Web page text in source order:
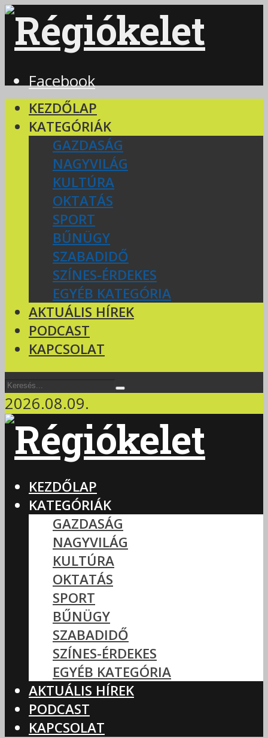
Facebook
KEZDŐLAP
KATEGÓRIÁK
GAZDASÁG
NAGYVILÁG
KULTÚRA
OKTATÁS
SPORT
BŰNÜGY
SZABADIDŐ
SZÍNES-ÉRDEKES
EGYÉB KATEGÓRIA
AKTUÁLIS HÍREK
PODCAST
KAPCSOLAT
2026.08.09.
KEZDŐLAP
KATEGÓRIÁK
GAZDASÁG
NAGYVILÁG
KULTÚRA
OKTATÁS
SPORT
BŰNÜGY
SZABADIDŐ
SZÍNES-ÉRDEKES
EGYÉB KATEGÓRIA
AKTUÁLIS HÍREK
PODCAST
KAPCSOLAT